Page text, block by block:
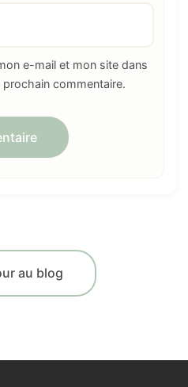
e-mail et mon site dans
commentaire.
au blog